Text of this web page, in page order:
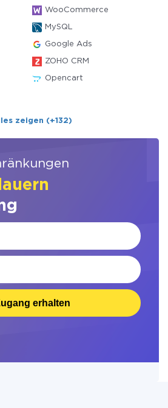
WooCommerce
MySQL
Google Ads
ZOHO CRM
Opencart
zeigen (+132)
erhalten